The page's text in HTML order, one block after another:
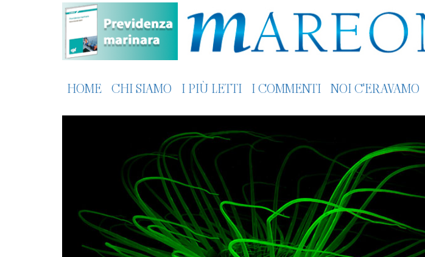
HOME CHI SIAMO I PIÙ LETTI I COMMENTI NOI C'ERAVAMO